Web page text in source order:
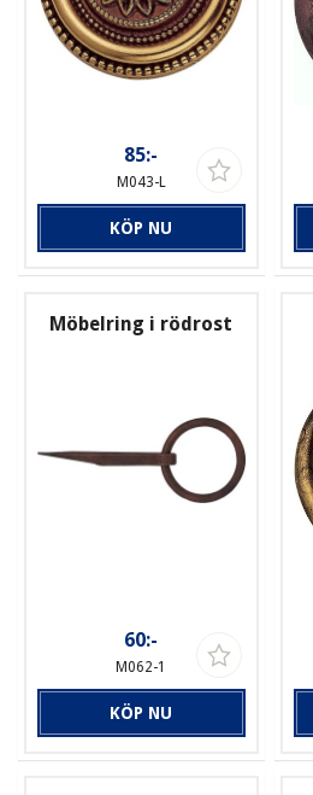
85:-
M043-L
KÖP NU
Möbelring i rödrost
60:-
M062-1
KÖP NU